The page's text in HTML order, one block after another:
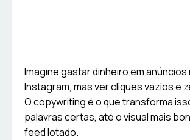
Imagine gastar dinheiro em anúncios
Instagram, mas ver cliques vazios e
O copywriting é o que transforma
palavras certas, até o visual mais
feed lotado.